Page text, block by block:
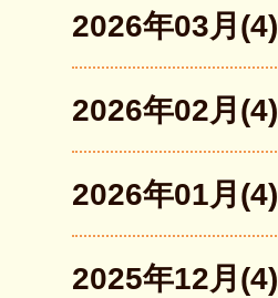
2026年03月(4)
2026年02月(4)
2026年01月(4)
2025年12月(4)